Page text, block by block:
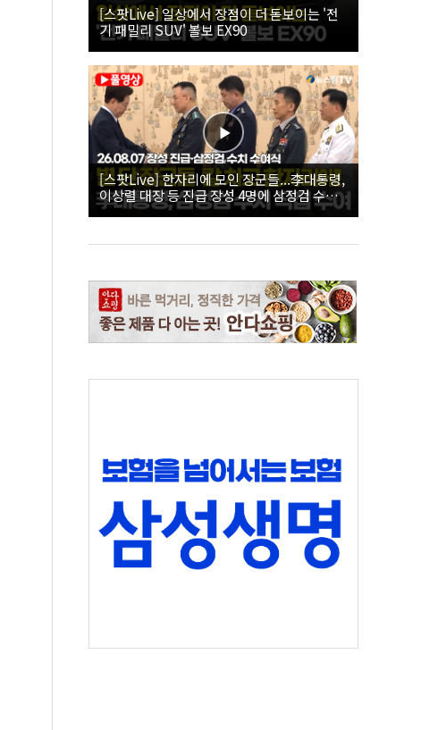
[스팟Live] 일상에서 장점이 더 돋보이는 '전
기 패밀리 SUV' 볼보 EX90
[스팟Live] 한자리에 모인 장군들...李대통령,
이상렬 대장 등 진급 장성 4명에 삼정검 수치
직접 수여｜26.08.07 장성 진급·삼정검 수치